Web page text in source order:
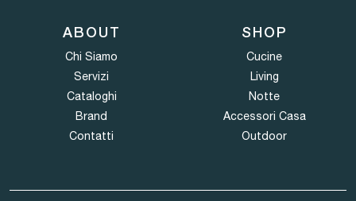
ABOUT
Chi Siamo
Servizi
Cataloghi
Brand
Contatti
SHOP
Cucine
Living
Notte
Accessori Casa
Outdoor